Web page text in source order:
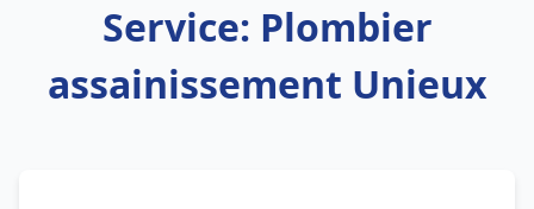
Service: Plombier
assainissement Unieux